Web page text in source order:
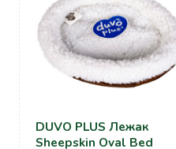
DUVO PLUS Лежак
Sheepskin Oval Bed